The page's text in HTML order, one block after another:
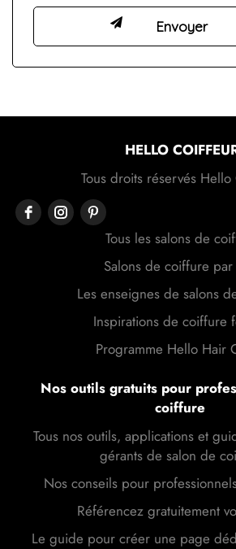
HELLO
Tous droits réservés
Tous les salons de
Salons de coiffure
Les enseignes de salons
Inspirations de coiffure
Programme Hello Hair
Nos outils gratuits pour
coiffure
Tous nos outils, applications et
gérants de salon de
Nos conseils pour
Référencez gratuitement
Le guide pour créer une page